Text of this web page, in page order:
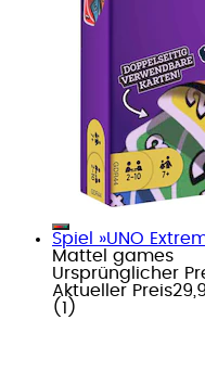
Spiel »UNO
Mattel games
Ursprünglicher
Aktueller Preis
( 1 )